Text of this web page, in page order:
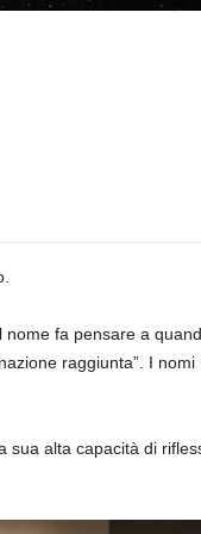
nome fa pensare a
raggiunta”. I
sua alta capacità di